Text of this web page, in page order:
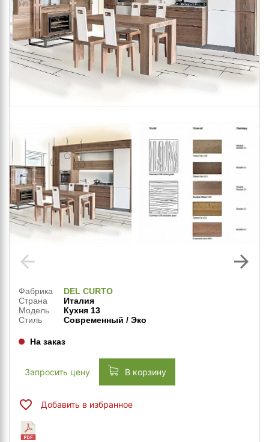
arrow_back arrow_forward
Фабрика
DEL CURTO
Страна
Италия
Модель
Кухня 13
Стиль
Современный / Эко
На заказ
Запросить цену В корзину
Добавить в избранное